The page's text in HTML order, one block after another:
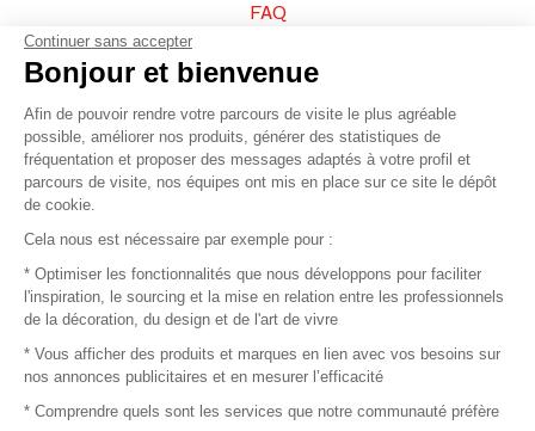
FAQ
Vendez vos produits
Plan du site
© 2016 –Organisation SAFI
Recrutement
Continuer sans accepter
Bonjour et bienvenue
Afin de pouvoir rendre votre parcours de visite le plus agréable
possible, améliorer nos produits, générer des statistiques de
fréquentation et proposer des messages adaptés à votre profil et
parcours de visite, nos équipes ont mis en place sur ce site le dépôt
de cookie.
Cela nous est nécessaire par exemple pour :
* Optimiser les fonctionnalités que nous développons pour faciliter
l'inspiration, le sourcing et la mise en relation entre les professionnels
de la décoration, du design et de l'art de vivre
* Vous afficher des produits et marques en lien avec vos besoins sur
nos annonces publicitaires et en mesurer l’efficacité
* Comprendre quels sont les services que notre communauté préfère